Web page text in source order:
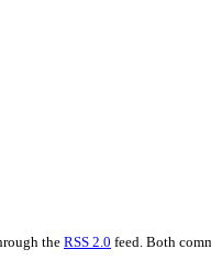
the RSS 2.0 feed. Both